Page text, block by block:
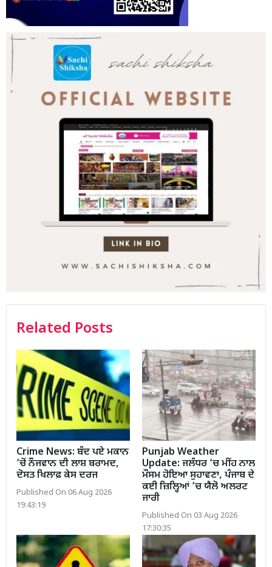
Related Posts
Crime News: ਬੰਦ ਪਏ ਮਕਾਨ
’ਚੋਂ ਨੌਜਵਾਨ ਦੀ ਲਾਸ਼ ਬਰਾਮਦ,
ਦੋਸਤ ਖਿਲਾਫ਼ ਕੇਸ ਦਰਜ
Published On 06 Aug 2026
19:43:19
Punjab Weather
Update: ਜਲੰਧਰ ’ਚ ਮੀਂਹ ਨਾਲ
ਮੌਸਮ ਹੋਇਆ ਸੁਹਾਵਣਾ, ਪੰਜਾਬ ਦੇ
ਕਈ ਜ਼ਿਲ੍ਹਿਆਂ ’ਚ ਯੈਲੋ ਅਲਰਟ
ਜਾਰੀ
Published On 03 Aug 2026
17:30:35